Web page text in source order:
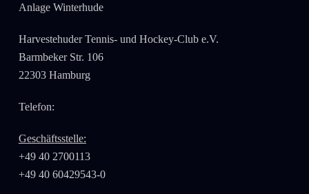
Anlage Winterhude
Harvestehuder Tennis- und Hockey-Club e.V.
Barmbeker Str. 106
22303 Hamburg
Telefon:
Geschäftsstelle:
+49 40 2700113
+49 40 60429543-0